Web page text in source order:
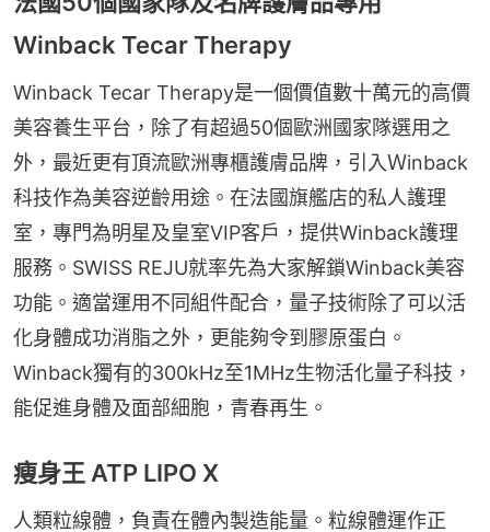
Winback Tecar Therapy
Winback Tecar Therapy是一個價值數十萬元的高價
美容養生平台，除了有超過50個歐洲國家隊選用之
外，最近更有頂流歐洲專櫃護膚品牌，引入Ｗinback
科技作為美容逆齡用途。在法國旗艦店的私人護理
室，專門為明星及皇室VIP客戶，提供Winback護理
服務。SWISS REJU就率先為大家解鎖Winback美容
功能。適當運用不同組件配合，量子技術除了可以活
化身體成功消脂之外，更能夠令到膠原蛋白。
Winback獨有的300kHz至1MHz生物活化量子科技，
能促進身體及面部細胞，青春再生。
瘦身王 ATP LIPO X
人類粒線體，負責在體內製造能量。粒線體運作正